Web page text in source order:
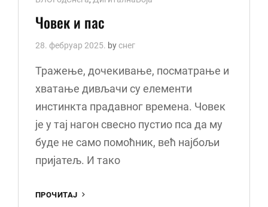
Links
Човек и пас
28. фебруар 2025. byснег
Тражење, дочекивање, посматрање и
хватање дивљачи су елементи
инстинкта прадавног времена. Човек
је у тај нагон свесно пустио пса да му
буде не само помоћник, већ најбољи
пријатељ. И тако
ПРОЧИТАЈ